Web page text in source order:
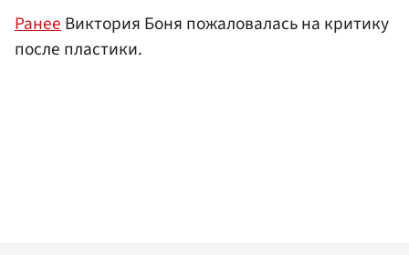
РанееВиктория Боня пожаловалась на критику
после пластики.